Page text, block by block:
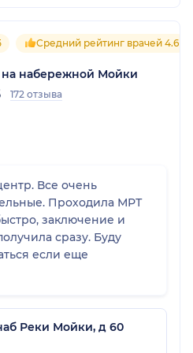
Средний рейтинг врачей 4.6
набережной Мойки
172 отзыва
Все очень
Проходила МРТ
заключение и
сразу. Буду
если еще
Реки Мойки, д 60